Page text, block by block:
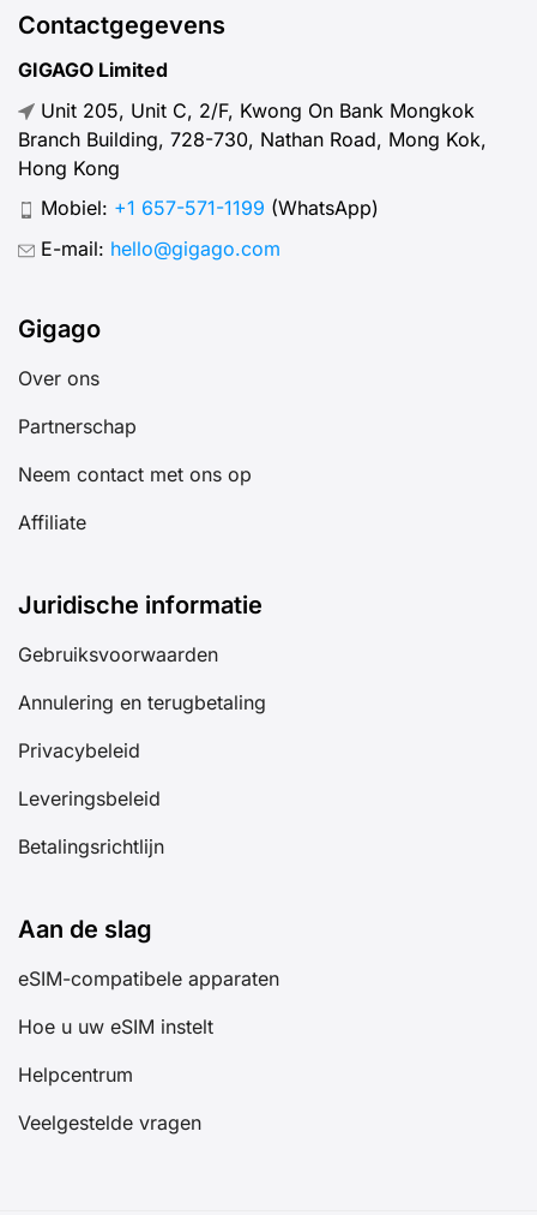
Contactgegevens
GIGAGO Limited
Unit 205, Unit C, 2/F, Kwong On Bank Mongkok
Branch Building, 728-730, Nathan Road, Mong Kok,
Hong Kong
Mobiel: +1 657-571-1199 (WhatsApp)
E-mail: hello@gigago.com
Gigago
Over ons
Partnerschap
Neem contact met ons op
Affiliate
Juridische informatie
Gebruiksvoorwaarden
Annulering en terugbetaling
Privacybeleid
Leveringsbeleid
Betalingsrichtlijn
Aan de slag
eSIM-compatibele apparaten
Hoe u uw eSIM instelt
Helpcentrum
Veelgestelde vragen